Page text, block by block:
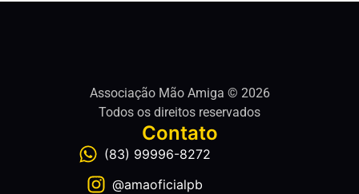
Associação Mão Amiga © 2026
Todos os direitos reservados
Contato
(83) 99996-8272
@amaoficialpb